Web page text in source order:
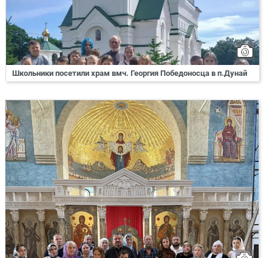
Школьники посетили храм вмч. Георгия Победоносца в п.Дунай